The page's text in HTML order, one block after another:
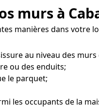
murs à
manières dans votre
au niveau des
ou des enduits;
le parquet;
les occupants de la